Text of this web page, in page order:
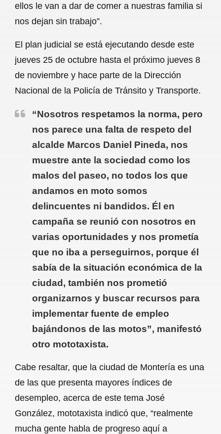
ellos le van a dar de comer a nuestras familia si
nos dejan sin trabajo”.
El plan judicial se está ejecutando desde este
jueves 25 de octubre hasta el próximo jueves 8
de noviembre y hace parte de la Dirección
Nacional de la Policía de Tránsito y Transporte.
“Nosotros respetamos la norma, pero
nos parece una falta de respeto del
alcalde Marcos Daniel Pineda, nos
muestre ante la sociedad como los
malos del paseo, no todos los que
andamos en moto somos
delincuentes ni bandidos. Él en
campaña se reunió con nosotros en
varias oportunidades y nos prometía
que no iba a perseguirnos, porque él
sabía de la situación económica de la
ciudad, también nos prometió
organizarnos y buscar recursos para
implementar fuente de empleo
bajándonos de las motos”, manifestó
otro mototaxista.
Cabe resaltar, que la ciudad de Montería es una
de las que presenta mayores índices de
desempleo, acerca de este tema José
González, mototaxista indicó que, “realmente
mucha gente habla de progreso aquí a